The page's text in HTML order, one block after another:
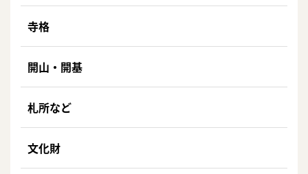
寺格
開山・開基
札所など
文化財